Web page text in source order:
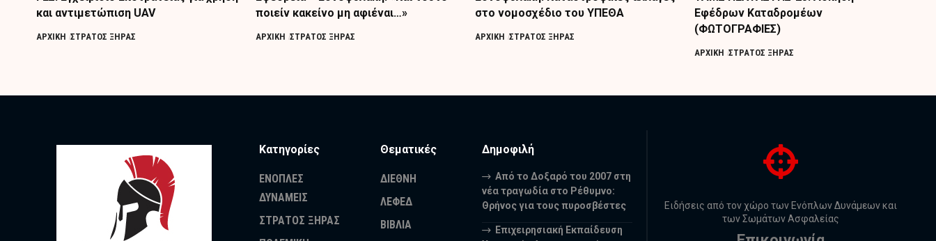
και αντιμετώπιση UAV
ΑΡΧΙΚΗ ΣΤΡΑΤΟΣ ΞΗΡΑΣ
ποιείν κακείνο μη αφιέναι…»
ΑΡΧΙΚΗ ΣΤΡΑΤΟΣ ΞΗΡΑΣ
στο νομοσχέδιο του ΥΠΕΘΑ
ΑΡΧΙΚΗ ΣΤΡΑΤΟΣ ΞΗΡΑΣ
Εφέδρων Καταδρομέων
(ΦΩΤΟΓΡΑΦΙΕΣ)
ΑΡΧΙΚΗ ΣΤΡΑΤΟΣ ΞΗΡΑΣ
Κατηγορίες
ΕΝΟΠΛΕΣ
ΔΥΝΑΜΕΙΣ
ΣΤΡΑΤΟΣ ΞΗΡΑΣ
Θεματικές
ΔΙΕΘΝΗ
ΛΕΦΕΔ
ΒΙΒΛΙΑ
Δημοφιλή
Από το Δοξαρό του 2007 στη
νέα τραγωδία στο Ρέθυμνο:
Θρήνος για τους πυροσβέστες
Επιχειρησιακή Εκπαίδευση
Ειδήσεις από τον χώρο των Ενόπλων Δυνάμεων και
των Σωμάτων Ασφαλείας